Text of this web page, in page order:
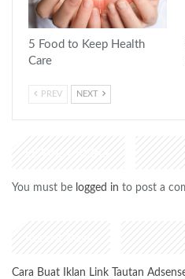
5 Food to Keep Health
Care
PREV NEXT
LEAVE A REPLY
You must be logged in to post a
Recent Posts
Cara Buat Iklan Link Tautan